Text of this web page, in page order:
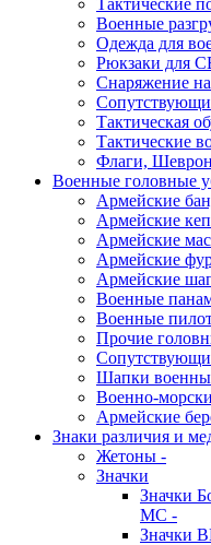
Тактические
Военные
Одежда для
Рюкзаки для
Снаряжение
Тактическая
Тактические
Флаги,
Военные головные
Армейские
Армейские
Армейские
Армейские
Армейские
Военные
Военные
Прочие
Шапки
Военно-
Армейские
Знаки различия и
Жетоны -
Значки
Значки
МС -
Значки